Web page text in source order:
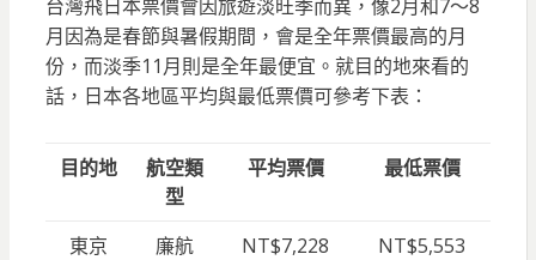
台灣飛日本票價會因旅遊淡旺季而異，像2月和7～8
月因為是春節與暑假期間，會是全年票價最高的月
份，而淡季11月則是全年最便宜。就目的地來看的
話，日本各地區平均與最低票價可參考下表：
目的地
航空類
型
平均票價 最低票價
東京 廉航 NT$7,228
NT$5,553